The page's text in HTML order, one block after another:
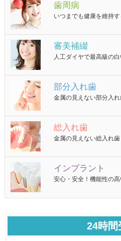
歯周病
いつまでも健康を維持
審美補綴
人工ダイヤで最高級の
部分入れ歯
金属の見えない部分入
総入れ歯
金属の見えない総入れ歯
インプラント
安心・安全！機能性の
24時間